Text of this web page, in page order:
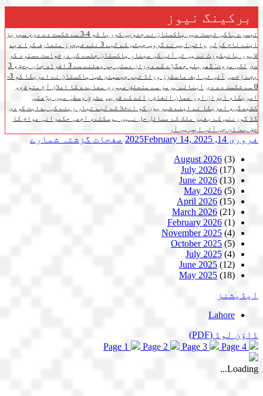
برکینگ نیوز
تیسرے ہاکی ٹیسٹ میں پاکستان نے جنوبی کوریا کو 4-3 سے شکست دے دی، سیریز
اپنے نام کرلی واٹس ایپ نے گروپ چیٹس کے لیے 3 نئے فیچرز متعارف کرا دیے
لاہور ہائیکورٹ نے پی ٹی آئی کی مینارِ پاکستان جلسے کی درخواست مسترد کر
دی
لکی مروت: گھریلو جھگڑے کے دوران دستی بم پھٹنے سے 3 افراد جاں بحق، 3
بچے زخمی
آئی ٹی ایف ماسٹرز ورلڈ ٹیم چیمپئن شپ: پاکستان نے امریکا کو 3-
0 سے شکست دے دی
آبنائے ہرمز سے متعلق عبوری معاہدے کا اعلان آج متوقع،
امریکا، ایران اور عمان اتفاق رائے کے قریب مشرقِ وسطیٰ میں بڑھتی
کشیدگی، امریکا نے اپنے شہریوں کو انخلا کے لیے تیار رہنے کی ہدایت کردی
گڈ گورننس کے بغیر ملک کے مسائل حل نہیں ہوسکتے، اچھی حکمرانی عوام کا
حق ہے: ڈی جی آئی ایس پی آر
فروری 14, 2025 February 14, 2025 صفحات گزشتہ شمارے
August 2026 (3)
July 2026 (17)
June 2026 (13)
May 2026 (5)
April 2026 (15)
March 2026 (21)
February 2026 (1)
November 2025 (4)
October 2025 (5)
July 2025 (4)
June 2025 (12)
May 2025 (18)
ایڈیشنز
Lahore
ڈاؤن لوڈ (PDF)
Page 1
Page 2 Page 3 Page 4
Loading...